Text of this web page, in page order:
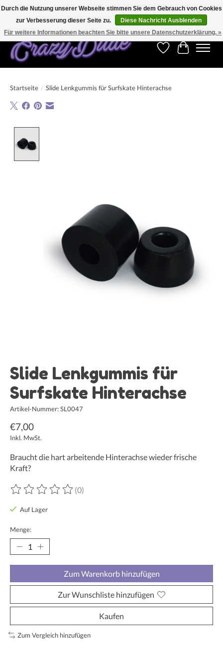
Kostenfreier Versand für Bestellungen ab 250 €. Weltweite Lieferung!
Wunschzettel
Ihr
Startseite / Slide Lenkgummis für Surfskate Hinterachse
Slide Lenkgummis für
Surfskate Hinterachse
Artikel-Nummer: SL0047
€7,00
Inkl. MwSt.
Braucht die hart arbeitende Hinterachse wieder frische
Kraft?
Die Bewertung dieses Produkts ist
(0)
Auf Lager
Menge:
Zum Warenkorb hinzufügen
Zur Wunschliste hinzufügen
Kaufen
Zum Vergleich hinzufügen
Durch die Nutzung unserer Webseite stimmen Sie dem Gebrauch von Cookies
zur Verbesserung dieser Seite zu.
Diese Nachricht Ausblenden
Für weitere Informationen beachten Sie bitte unsere Datenschutzerklärung. »